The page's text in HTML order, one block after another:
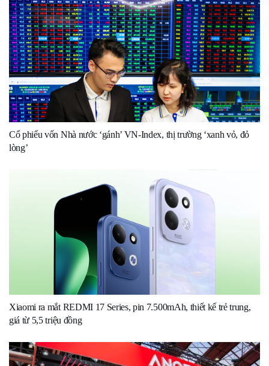
Cổ phiếu vốn Nhà nước ‘gánh’ VN-Index, thị trường ‘xanh vỏ, đỏ
lòng’
Xiaomi ra mắt REDMI 17 Series, pin 7.500mAh, thiết kế trẻ trung,
giá từ 5,5 triệu đồng